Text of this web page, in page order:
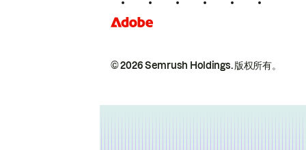
© 2026 Semrush Holdings.版权所有。